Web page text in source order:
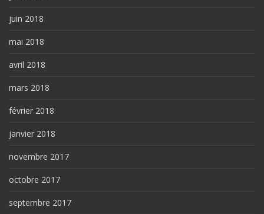
juin 2018
mai 2018
avril 2018
mars 2018
février 2018
janvier 2018
novembre 2017
octobre 2017
septembre 2017